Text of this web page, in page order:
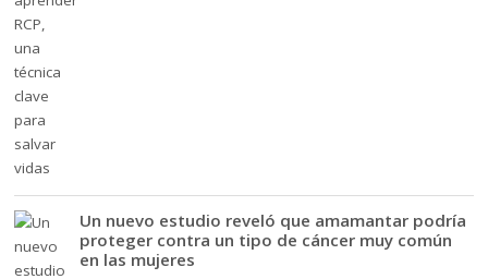
Un nuevo estudio reveló que amamantar podría
proteger contra un tipo de cáncer muy común
en las mujeres